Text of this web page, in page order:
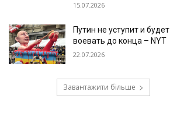
15.07.2026
Путин не уступит и будет
воевать до конца – NYT
22.07.2026
Завантажити більше